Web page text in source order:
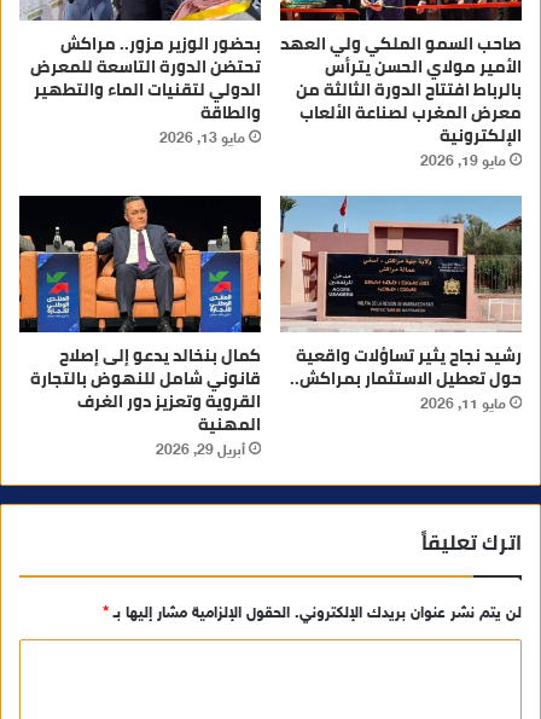
صاحب السمو الملكي ولي العهد
الأمير مولاي الحسن يترأس
بالرباط افتتاح الدورة الثالثة من
معرض المغرب لصناعة الألعاب
الإلكترونية
مايو 19, 2026
بحضور الوزير مزور.. مراكش
تحتضن الدورة التاسعة للمعرض
الدولي لتقنيات الماء والتطهير
والطاقة
مايو 13, 2026
رشيد نجاح يثير تساؤلات واقعية
حول تعطيل الاستثمار بمراكش..
مايو 11, 2026
كمال بنخالد يدعو إلى إصلاح
قانوني شامل للنهوض بالتجارة
القروية وتعزيز دور الغرف
المهنية
أبريل 29, 2026
اترك تعليقاً
لن يتم نشر عنوان بريدك الإلكتروني. الحقول الإلزامية مشار إليها بـ*